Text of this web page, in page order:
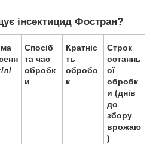
інсектицид Фостран?
л/
Спосіб
та час
обробк
и
Кратніс
ть
обробо
к
Строк
останнь
ої
обробк
и (днів
до
збору
врожаю
)